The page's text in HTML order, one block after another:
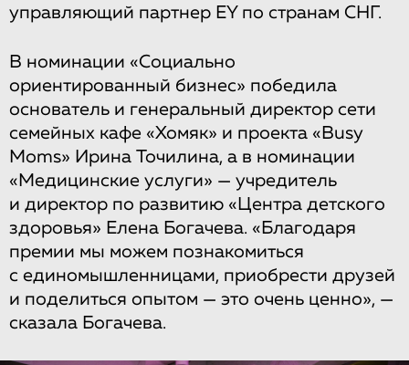
управляющий партнер EY по странам СНГ.
В номинации «Социально
ориентированный бизнес» победила
основатель и генеральный директор сети
семейных кафе «Хомяк» и проекта «Busy
Moms» Ирина Точилина, а в номинации
«Медицинские услуги» — учредитель
и директор по развитию «Центра детского
здоровья» Елена Богачева. «Благодаря
премии мы можем познакомиться
с единомышленницами, приобрести друзей
и поделиться опытом — это очень ценно», —
сказала Богачева.